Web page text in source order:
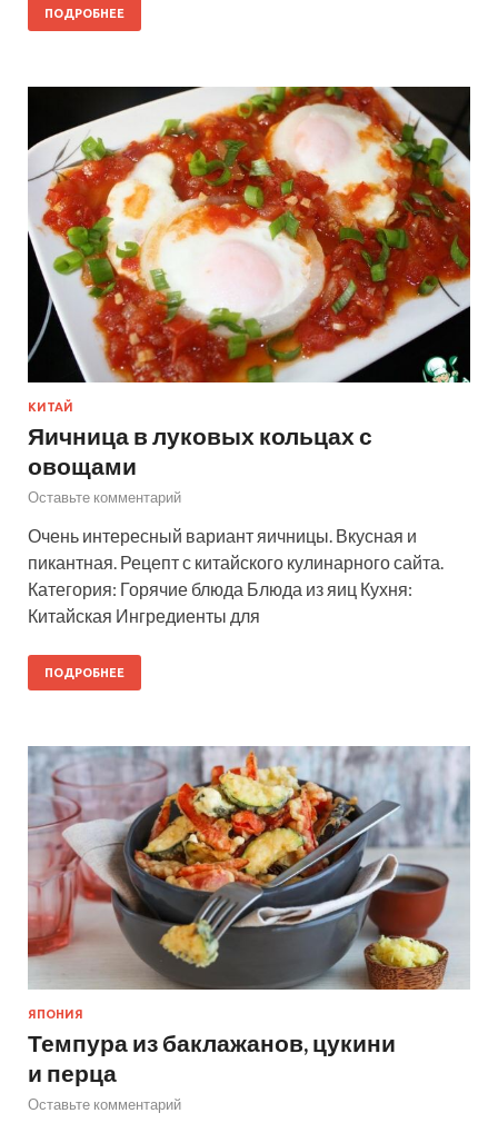
ПОДРОБНЕЕ
КИТАЙ
Яичница в луковых кольцах с
овощами
Оставьте комментарий
Очень интересный вариант яичницы. Вкусная и
пикантная. Рецепт с китайского кулинарного сайта.
Категория: Горячие блюда Блюда из яиц Кухня:
Китайская Ингредиенты для
ПОДРОБНЕЕ
ЯПОНИЯ
Темпура из баклажанов, цукини
и перца
Оставьте комментарий